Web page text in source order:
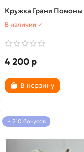
Кружка Грани Помоны
В наличии ✓
4 200 р
В корзину
+ 210 бонусов